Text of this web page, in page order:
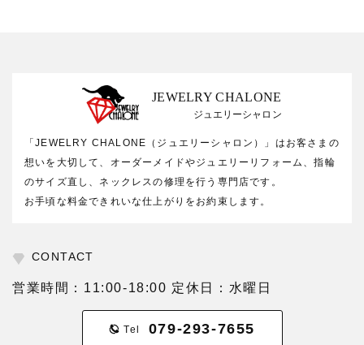
JEWELRY CHALONE
ジュエリーシャロン
「JEWELRY CHALONE（ジュエリーシャロン）」はお客さまの
想いを大切して、オーダーメイドやジュエリーリフォーム、指輪
のサイズ直し、ネックレスの修理を行う専門店です。
お手頃な料金できれいな仕上がりをお約束します。
CONTACT
営業時間：11:00-18:00 定休日：水曜日
Tel 079-293-7655